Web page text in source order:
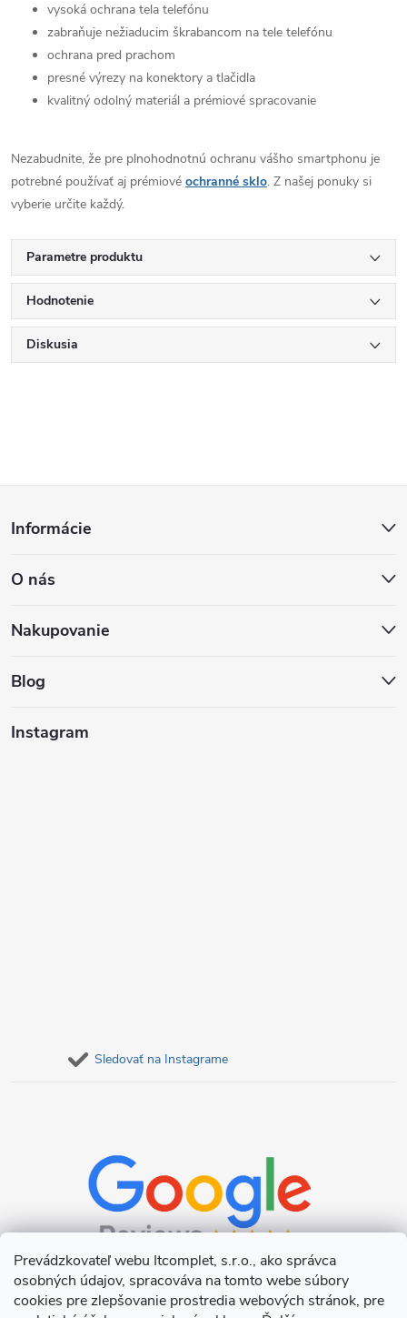
Prevádzkovateľ webu Itcomplet, s.r.o., ako správca
osobných údajov, spracováva na tomto webe súbory
cookies pre zlepšovanie prostredia webových stránok, pre
vysoká ochrana tela telefónu
zabraňuje nežiaducim škrabancom na tele telefónu
ochrana pred prachom
presné výrezy na konektory a tlačidla
kvalitný odolný materiál a prémiové spracovanie
Nezabudnite, že pre plnohodnotnú ochranu vášho smartphonu je
potrebné používať aj prémiové ochranné sklo. Z našej ponuky si
vyberie určite každý.
Parametre produktu
Hodnotenie
Diskusia
p
ä
Informácie
O nás
Nakupovanie
Blog
Instagram
Sledovať na Instagrame